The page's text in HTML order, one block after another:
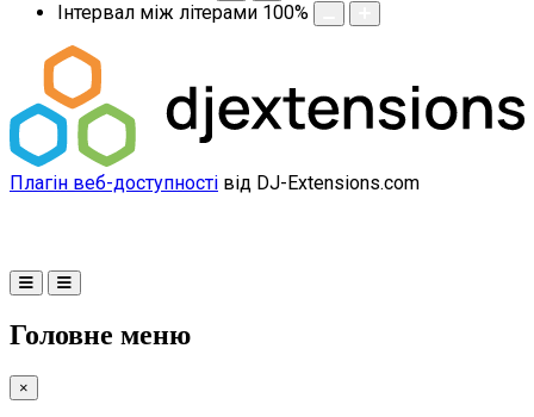
Інтервал між літерами 100%
Плагін веб-доступності від DJ-Extensions.com
Головне меню
×